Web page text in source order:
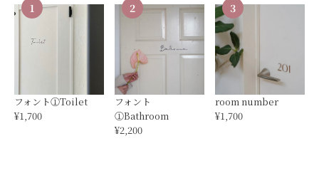
1
フォント①Toilet
¥1,700
2
フォント
①Bathroom
¥2,200
3
room number
¥1,700